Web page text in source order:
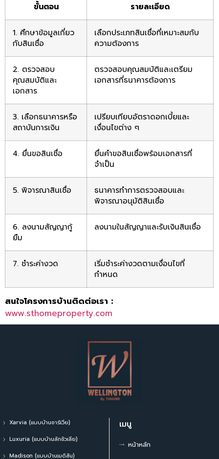
ขั้นตอน รายละเอียด
1. ศึกษาข้อมูลเกี่ยว
กับสินเชื่อ
เลือกประเภทสินเชื่อที่เหมาะสมกับ
ความต้องการ
2. ตรวจสอบ
คุณสมบัติและ
เอกสาร
ตรวจสอบคุณสมบัติและเตรียม
เอกสารที่ธนาคารต้องการ
3. เลือกธนาคารหรือ
สถาบันการเงิน
เปรียบเทียบอัตราดอกเบี้ยและ
เงื่อนไขต่าง ๆ
4. ยื่นขอสินเชื่อ
ยื่นคำขอสินเชื่อพร้อมเอกสารที่
จำเป็น
5. พิจารณาสินเชื่อ
ธนาคารทำการตรวจสอบและ
พิจารณาอนุมัติสินเชื่อ
6. ลงนามสัญญากู้
ยืม
ลงนามในสัญญาและรับเงินสินเชื่อ
7. ชำระค่างวด
เริ่มชำระค่างวดตามเงื่อนไขที่
กำหนด
สนใจโครงการบ้านติดต่อเรา :
www.sthomeproperty.com
Xarvia (แบบบ้านซาร์เวีย)
Luxuria (แบบบ้านลักชัวเลีย)
Madison (แบบบ้านเมดิสัน)
เมนู
หน้าหลัก